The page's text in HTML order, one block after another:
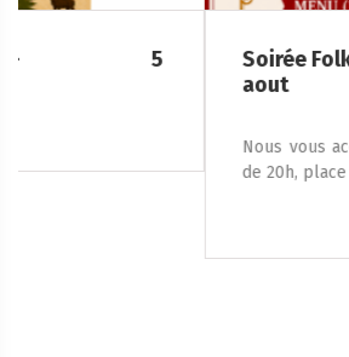
Soirée Folklorique –
Nous vous accueillons le samedi 8
de 20h, place de la […]